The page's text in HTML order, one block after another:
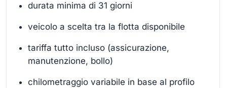
durata minima di 31 giorni
veicolo a scelta tra la flotta disponibile
tariffa tutto incluso (assicurazione,
manutenzione, bollo)
chilometraggio variabile in base al profilo